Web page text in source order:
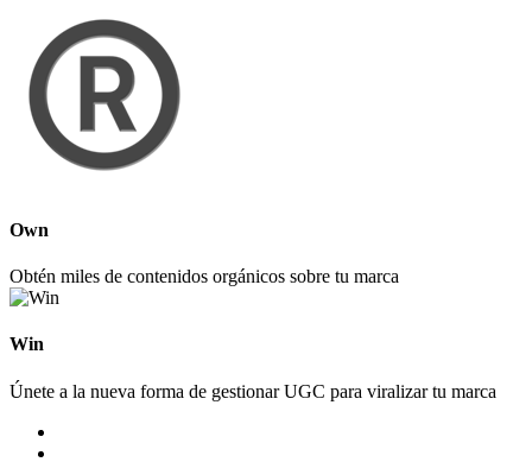
Own
Obtén miles de contenidos orgánicos sobre tu marca
Win
Únete a la nueva forma de gestionar UGC para viralizar tu marca